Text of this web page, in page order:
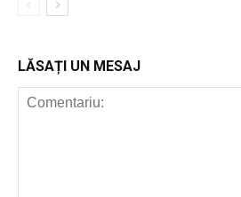
LĂSAȚI UN MESAJ